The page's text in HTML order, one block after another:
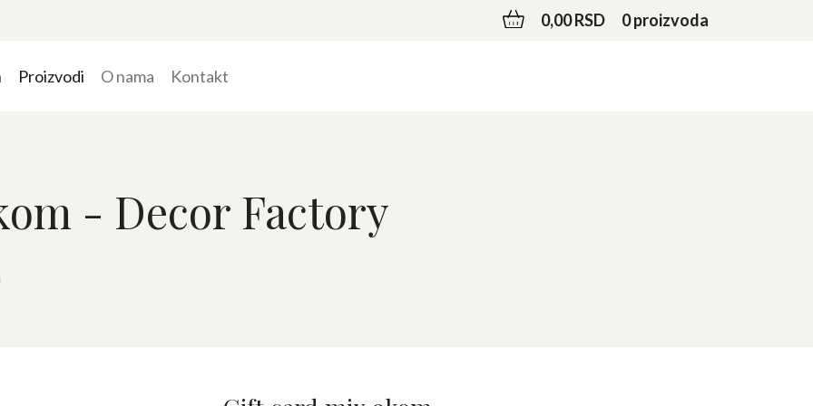
0,00 RSD 0 proizvoda
Proizvodi O nama Kontakt
- Decor Factory